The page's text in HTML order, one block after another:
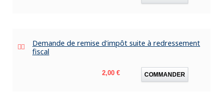
Demande de remise d'impôt suite à redressement
fiscal
Prix
2,00 € COMMANDER